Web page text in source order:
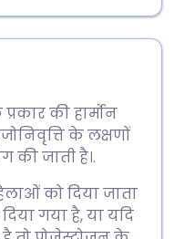
की हार्मोन
के लक्षणों
की जाती है।.
को दिया जाता
गया है, या यदि